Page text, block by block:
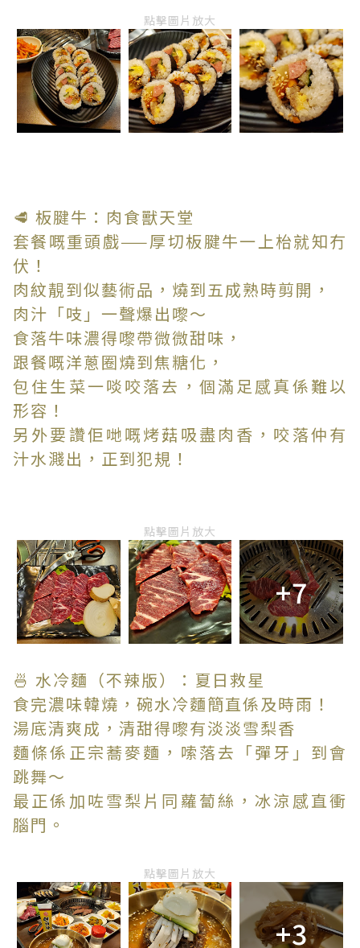
點擊圖片放大
🥩 板腱牛：肉食獸天堂
套餐嘅重頭戲——厚切板腱牛一上枱就知冇
伏！
肉紋靚到似藝術品，燒到五成熟時剪開，
肉汁「吱」一聲爆出嚟～
食落牛味濃得嚟帶微微甜味，
跟餐嘅洋蔥圈燒到焦糖化，
包住生菜一啖咬落去，個滿足感真係難以
形容！
另外要讚佢哋嘅烤菇吸盡肉香，咬落仲有
汁水濺出，正到犯規！
點擊圖片放大
+7
🍜 水冷麵（不辣版）：夏日救星
食完濃味韓燒，碗水冷麵簡直係及時雨！
湯底清爽成，清甜得嚟有淡淡雪梨香
麵條係正宗蕎麥麵，嗦落去「彈牙」到會
跳舞～
最正係加咗雪梨片同蘿蔔絲，冰涼感直衝
腦門。
點擊圖片放大
+3